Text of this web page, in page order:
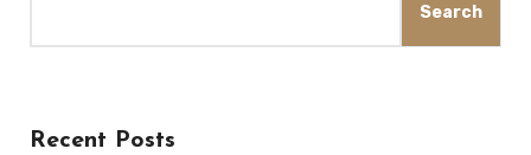
Search
Recent Posts